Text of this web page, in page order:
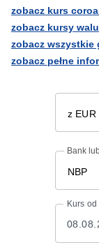
zobacz kurs
zobacz kursy
zobacz wszystkie
zobacz pełne
Bank
Kurs od